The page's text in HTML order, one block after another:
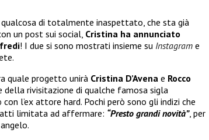
di totalmente inaspettato, che sta già
un post sui social, Cristina ha annunciato
! I due si sono mostrati insieme su Instagram e
quale progetto unirà Cristina D’Avena e Rocco
della rivisitazione di qualche famosa sigla
l’ex attore hard. Pochi però sono gli indizi che
limitata ad affermare: “Presto grandi novità”, per